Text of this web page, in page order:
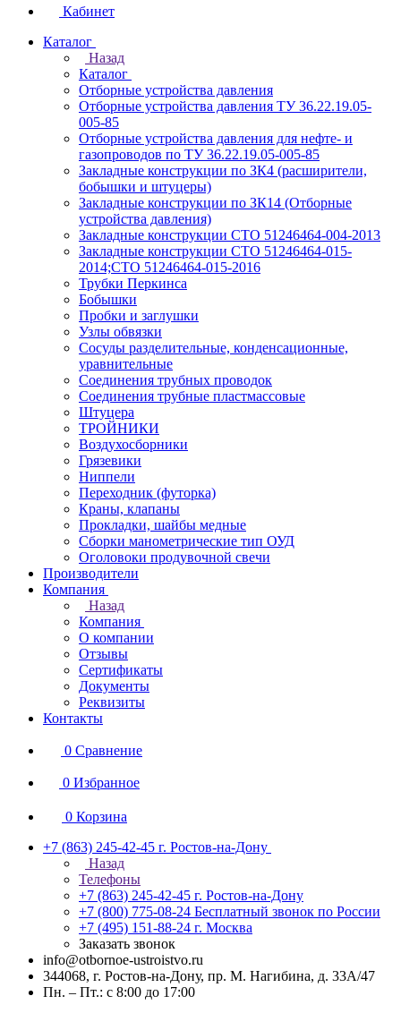
Кабинет
Каталог
Назад
Каталог
Отборные устройства давления
Отборные устройства давления ТУ 36.22.19.05-
005-85
Отборные устройства давления для нефте- и
газопроводов по ТУ 36.22.19.05-005-85
Закладные конструкции по ЗК4 (расширители,
бобышки и штуцеры)
Закладные конструкции по ЗК14 (Отборные
устройства давления)
Закладные конструкции СТО 51246464-004-2013
Закладные конструкции СТО 51246464-015-
2014;СТО 51246464-015-2016
Трубки Перкинса
Бобышки
Пробки и заглушки
Узлы обвязки
Сосуды разделительные, конденсационные,
уравнительные
Соединения трубных проводок
Соединения трубные пластмассовые
Штуцера
ТРОЙНИКИ
Воздухосборники
Грязевики
Ниппели
Переходник (футорка)
Краны, клапаны
Прокладки, шайбы медные
Сборки манометрические тип ОУД
Оголовоки продувочной свечи
Производители
Компания
Назад
Компания
О компании
Отзывы
Сертификаты
Документы
Реквизиты
Контакты
0 Сравнение
0 Избранное
0 Корзина
+7 (863) 245-42-45 г. Ростов-на-Дону
Назад
Телефоны
+7 (863) 245-42-45 г. Ростов-на-Дону
+7 (800) 775-08-24 Бесплатный звонок по России
+7 (495) 151-88-24 г. Москва
Заказать звонок
info@otbornoe-ustroistvo.ru
344068, г. Ростов-на-Дону, пр. М. Нагибина, д. 33А/47
Пн. – Пт.: с 8:00 до 17:00